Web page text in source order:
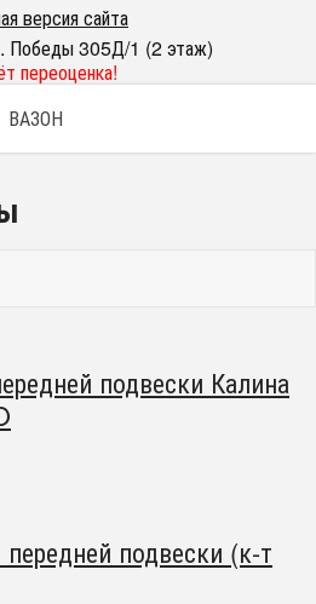
версия сайта
Победы 305Д/1 (2 этаж)
переоценка!
ВАЗОН
подвески Калина
подвески (к-т